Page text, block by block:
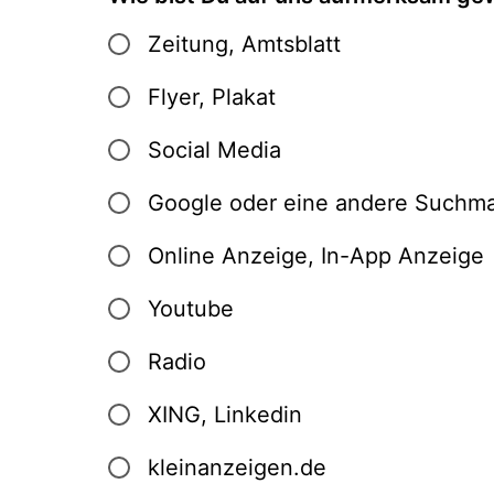
Zeitung, Amtsblatt
Flyer, Plakat
Social Media
Google oder eine andere
Online Anzeige, In-App Anzeige
Youtube
Radio
XING, Linkedin
kleinanzeigen.de